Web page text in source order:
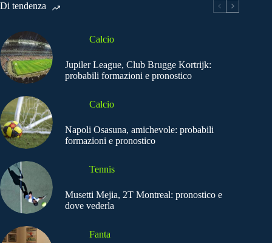
Di tendenza
Calcio
Jupiler League, Club Brugge Kortrijk:
probabili formazioni e pronostico
Calcio
Napoli Osasuna, amichevole: probabili
formazioni e pronostico
Tennis
Musetti Mejia, 2T Montreal: pronostico e
dove vederla
Fanta